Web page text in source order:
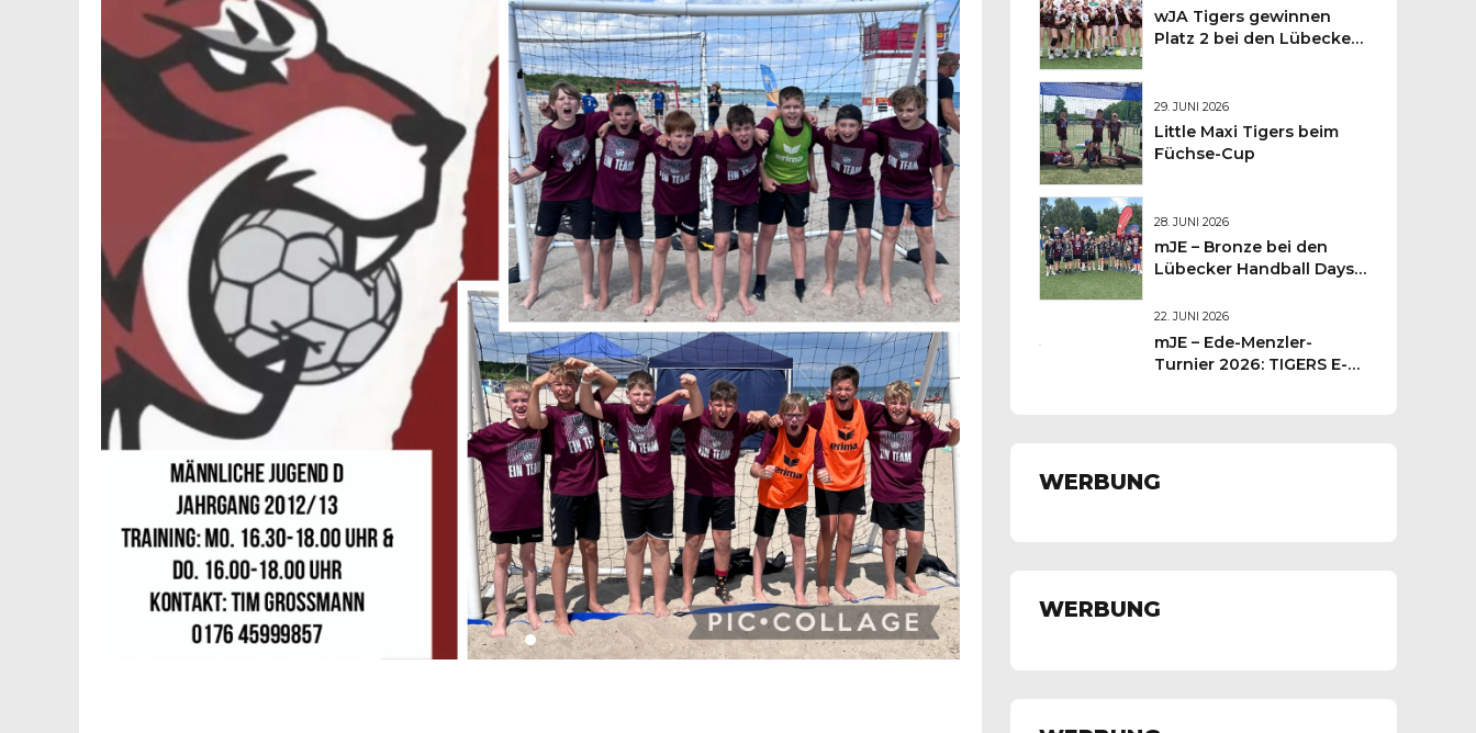
wJA Tigers gewinnen
Platz 2 bei den Lübecker
29. JUNI 2026
Little Maxi Tigers beim
Füchse-Cup
28. JUNI 2026
mJE – Bronze bei den
Lübecker Handball Days –
für unsere kleinen TIGERS
22. JUNI 2026
mJE – Ede-Menzler-
Turnier 2026: TIGERS E-
WERBUNG
WERBUNG